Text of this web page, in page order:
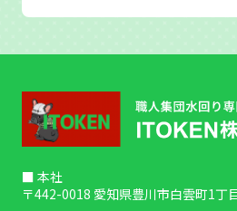
■ 本社
〒442-0018 愛知県豊川市白雲町1丁